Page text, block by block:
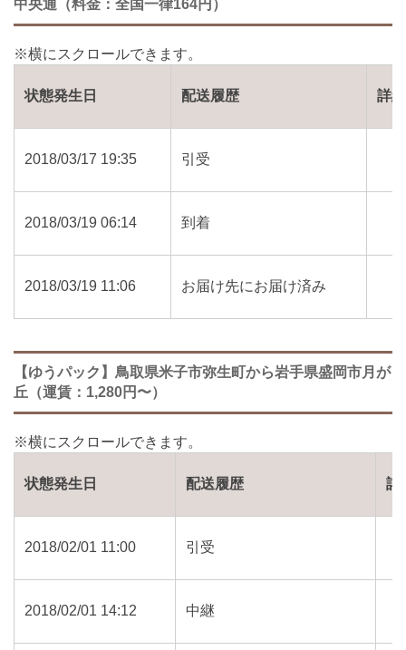
中央通（料金：全国一律164円）
状態発生日 配送履歴 詳細
2018/03/17 19:35 引受
2018/03/19 06:14 到着
2018/03/19 11:06 お届け先にお届け済み
【ゆうパック】鳥取県米子市弥生町から岩手県盛岡市月が
丘（運賃：1,280円〜）
状態発生日 配送履歴 詳
2018/02/01 11:00 引受
2018/02/01 14:12 中継